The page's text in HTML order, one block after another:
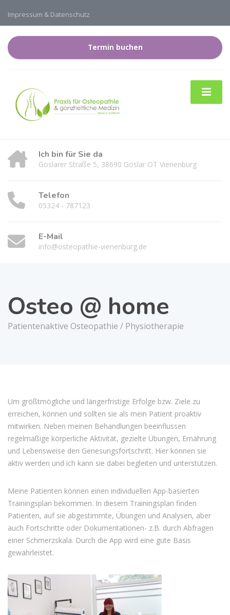
Impressum & Datenschutz
Termin buchen
Ich bin für Sie da
Goslarer Straße 5, 38690 Goslar OT Vienenburg
Telefon
05324 - 787123
E-Mail
info@osteopathie-vienenburg.de
Osteo @ home
Patientenaktive Osteopathie / Physiotherapie
Um größtmögliche und längerfristige Erfolge bzw. Ziele zu
erreichen, können und sollten sie als mein Patient proaktiv
mitwirken. Neben meinen Behandlungen beeinflussen
regelmäßige körperliche Aktivität, gezielte Übungen, Ernährung
und Lebensweise den Genesungsfortschritt. Hier können sie
aktiv werden und ich kann sie dabei begleiten und unterstützen.
Meine Patienten können einen individuellen App-basierten
Trainingsplan bekommen. In diesem Trainingsplan finden
Patienten, auf sie abgestimmte, Übungen und Analysen, aber
auch Fortschritte oder Dokumentationen- z.B. durch Abfragen
einer Schmerzskala. Durch die App wird eine gute Basis
gewährleistet.